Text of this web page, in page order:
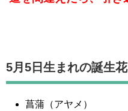
5月5日生まれの誕生
菖蒲（アヤメ）